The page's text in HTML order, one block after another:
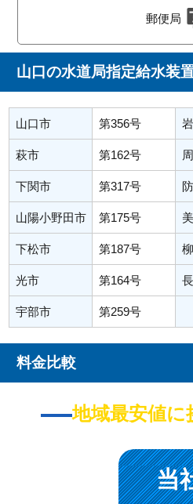
郵便局
山口の水道局指定給水装
山口市 第356号
萩市 第162号
下関市 第317号
山陽小野田市 第175号
下松市 第187号
光市 第164号
宇部市 第259号
料金比較
地域最安値に
当